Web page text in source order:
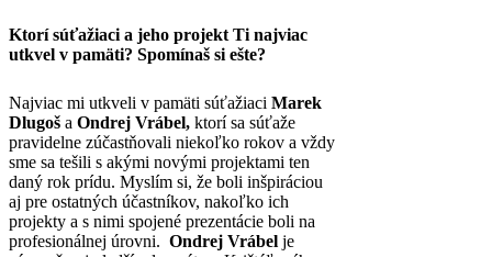
Ktorí súťažiaci a jeho projekt Ti najviac
utkvel v pamäti? Spomínaš si ešte?
Najviac mi utkveli v pamäti súťažiaci Marek
Dlugoš a Ondrej Vrábel, ktorí sa súťaže
pravidelne zúčastňovali niekoľko rokov a vždy
sme sa tešili s akými novými projektami ten
daný rok prídu. Myslím si, že boli inšpiráciou
aj pre ostatných účastníkov, nakoľko ich
projekty a s nimi spojené prezentácie boli na
profesionálnej úrovni. Ondrej Vrábel je